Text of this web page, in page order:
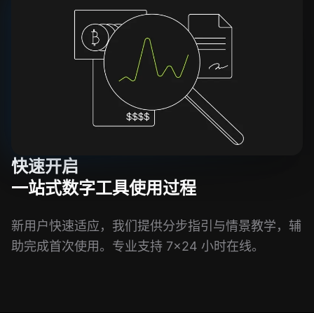
快速开启
一站式数字工具使用过程
新用户快速适应，我们提供分步指引与情景教学，辅
助完成首次使用。专业支持 7×24 小时在线。